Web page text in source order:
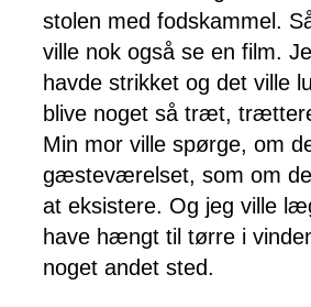
stolen med fodskammel.
ville nok også se en film.
havde strikket og det ville
blive noget så træt,
Min mor ville spørge, om
gæsteværelset, som om
at eksistere. Og jeg ville
have hængt til tørre i
noget andet sted.